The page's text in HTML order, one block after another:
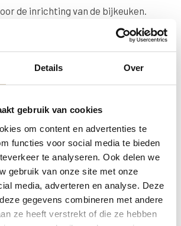
Details Over
gebruik van cookies
om content en advertenties te
functies voor social media te bieden
te analyseren. Ook delen we
gebruik van onze site met onze
media, adverteren en analyse. Deze
gegevens combineren met andere
ze heeft verstrekt of die ze hebben
de inrichting van de bijkeuken.
harmonieuse uitstraling
en keuken in
zijn oneindig. In onze showroom
voorbeelden van wat er allemaal
we voor uw woning en interieur
Kom dan eens langs in
u inspireren.
onze showroom